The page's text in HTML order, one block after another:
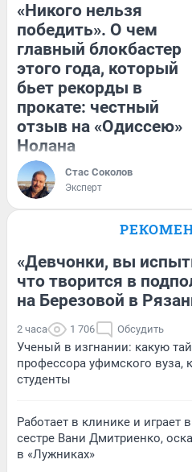
«Никого нельзя
победить». О чем
главный блокбастер
этого года, который
бьет рекорды в
прокате: честный
отзыв на «Одиссею»
Нолана
Стас Соколов
Эксперт
«Девчонки, вы
что творится в
на Березовой в
2 часа 1 706 Обсудить
Ученый в изгнании: какую
профессора уфимского вуза,
студенты
Работает в клинике и играет
сестре Вани Дмитриенко,
в «Лужниках»